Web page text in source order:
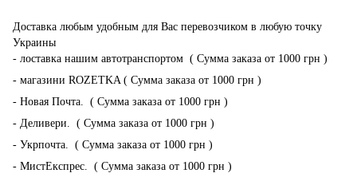
Доставка любым удобным для Вас перевозчиком в любую точку
Украины
- лоставка нашим автотранспортом ( Сумма заказа от 1000 грн )
- магазини ROZETKA ( Сумма заказа от 1000 грн )
- Новая Почта. ( Сумма заказа от 1000 грн )
- Деливери. ( Сумма заказа от 1000 грн )
- Укрпочта. ( Сумма заказа от 1000 грн )
- МистЕкспрес. ( Сумма заказа от 1000 грн )